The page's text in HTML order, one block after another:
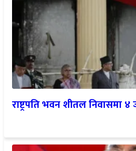
राष्ट्रपति भवन शीतल निवासमा